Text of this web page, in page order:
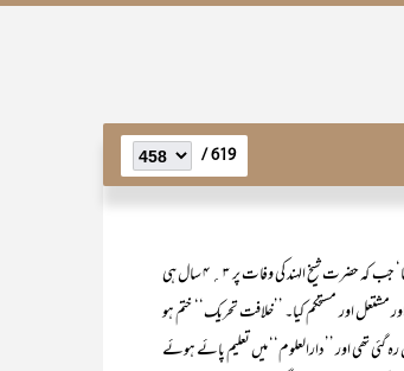
619 /
دو سال میرا قیام دارالعلوم دیوبند رہا (واضح رہے کہ یہ اب سے قریباً ۶۰ سال پہلے کا ’’دارالعلوم دیوبند‘‘ تھا‘ جب کہ حضرت شیخ الہند کی وفات پر ۳؍ ۴ سال ہی
اور مستحکم کیا۔ ’’خلافت تحریک‘‘ ختم ہو
گئی تھی اور ’’دارالعلوم‘‘ میں تعلیم پائے ہوئے